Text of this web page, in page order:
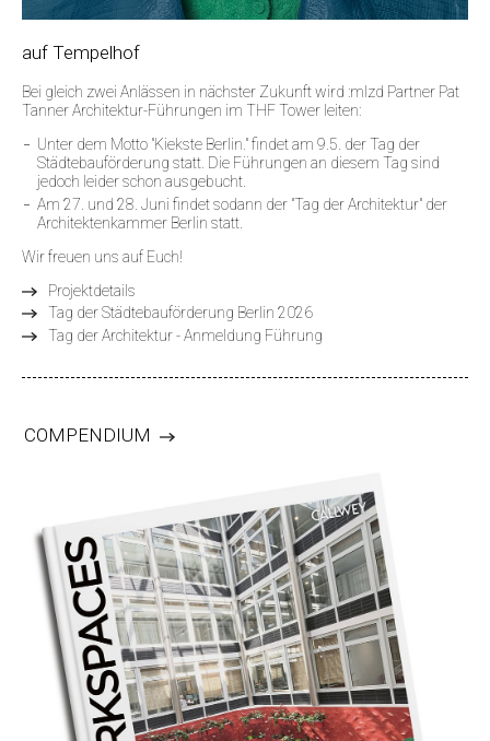
auf Tempelhof
Bei gleich zwei Anlässen in nächster Zukunft wird :mlzd Partner Pat
Tanner Architektur-Führungen im THF Tower leiten:
Unter dem Motto "Kiekste Berlin." findet am 9.5. der Tag der
Städtebauförderung statt. Die Führungen an diesem Tag sind
jedoch leider schon ausgebucht.
Am 27. und 28. Juni findet sodann der "Tag der Architektur" der
Architektenkammer Berlin statt.
Wir freuen uns auf Euch!
Projektdetails
Tag der Städtebauförderung Berlin 2026
Tag der Architektur - Anmeldung Führung
COMPENDIUM